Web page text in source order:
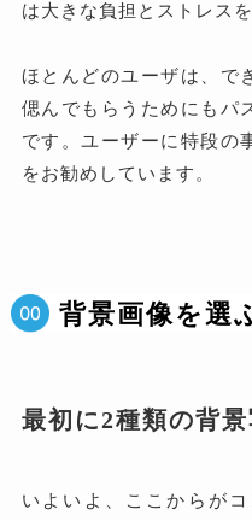
は大きな負担とストレス
ほとんどのユーザは、で
偲んでもらうためにもパ
です。ユーザーに特段の
をお勧めしています。
背景画像を選
最初に2種類の背景
いよいよ、ここからが